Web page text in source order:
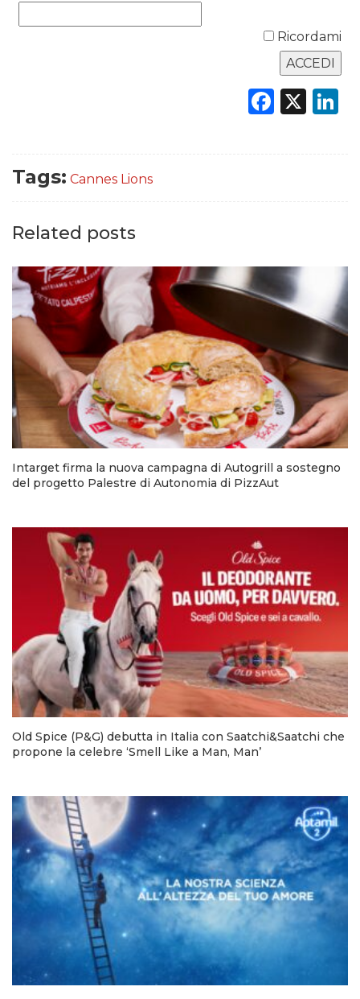
Ricordami
X
Tags: Cannes Lions
Related posts
Intarget firma la nuova campagna di Autogrill a sostegno
del progetto Palestre di Autonomia di PizzAut
Old Spice (P&G) debutta in Italia con Saatchi&Saatchi che
propone la celebre ‘Smell Like a Man, Man’